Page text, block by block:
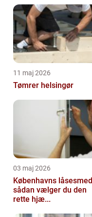
11 maj 2026
Tømrer helsingør
03 maj 2026
Københavns låsesmed
sådan vælger du den
rette hjæ...